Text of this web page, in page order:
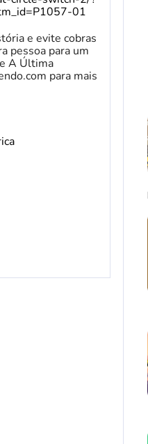
01
e evite cobras
pessoa para um
A Última
para mais